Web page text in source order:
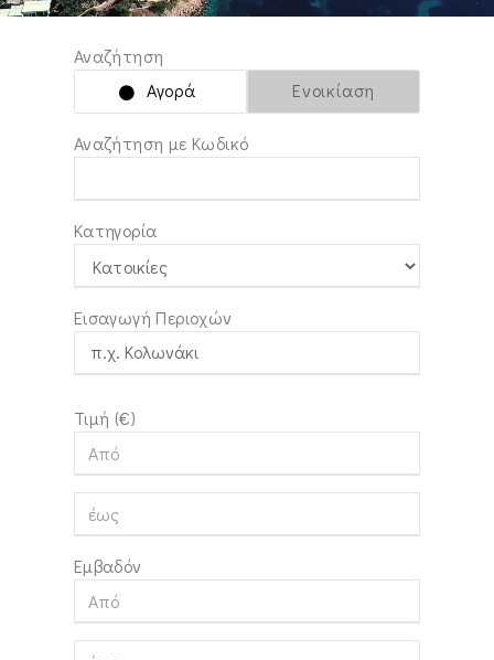
Αναζήτηση
Αγορά
Ενοικίαση
Αναζήτηση με Κωδικό
Κατηγορία
Εισαγωγή Περιοχών
Τιμή (€)
Εμβαδόν